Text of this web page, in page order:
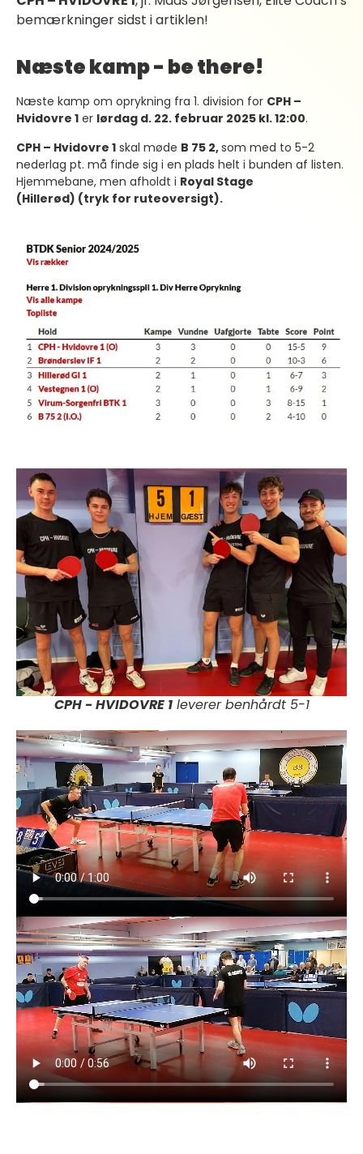
bemærkninger sidst i artiklen!
Næste kamp - be there!
Næste kamp om oprykning fra 1. division for CPH –
Hvidovre 1 er lørdag d. 22. februar 2025 kl. 12:00.
CPH – Hvidovre 1 skal møde B 75 2,som med to 5-2
nederlag pt. må finde sig i en plads helt i bunden af listen.
Hjemmebane, men afholdt i Royal Stage
(Hillerød) (tryk for ruteoversigt).
CPH - HVIDOVRE 1leverer benhårdt 5-1